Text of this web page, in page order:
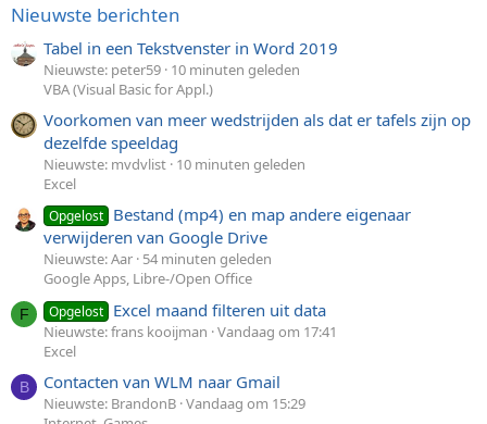
Nieuwste berichten
Tabel in een Tekstvenster in Word 2019
Nieuwste: peter59 10 minuten geleden
VBA (Visual Basic for Appl.)
Voorkomen van meer wedstrijden als dat er tafels zijn op
dezelfde speeldag
Nieuwste: mvdvlist 10 minuten geleden
Excel
Opgelost Bestand (mp4) en map andere eigenaar
verwijderen van Google Drive
Nieuwste: Aar 54 minuten geleden
Google Apps, Libre-/Open Office
F Opgelost Excel maand filteren uit data
Nieuwste: frans kooijman Vandaag om 17:41
Excel
B Contacten van WLM naar Gmail
Nieuwste: BrandonB Vandaag om 15:29